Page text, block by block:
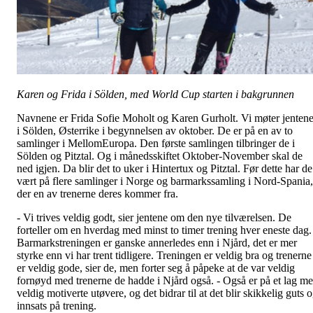
Karen og Frida i Sölden, med World Cup starten i bakgrunnen
Navnene er Frida Sofie Moholt og Karen Gurholt. Vi møter jentene
i Sölden, Østerrike i begynnelsen av oktober. De er på en av to
samlinger i MellomEuropa. Den første samlingen tilbringer de i
Sölden og Pitztal. Og i månedsskiftet Oktober-November skal de
ned igjen. Da blir det to uker i Hintertux og Pitztal. Før dette har de
vært på flere samlinger i Norge og barmarkssamling i Nord-Spania,
der en av trenerne deres kommer fra.
- Vi trives veldig godt, sier jentene om den nye tilværelsen. De
forteller om en hverdag med minst to timer trening hver eneste
Barmarkstreningen er ganske annerledes enn i Njård, det er mer
styrke enn vi har trent tidligere. Treningen er veldig bra og trenerne
er veldig gode, sier de, men forter seg å påpeke at de var veldig
fornøyd med trenerne de hadde i Njård også. - Også er på et lag
veldig motiverte utøvere, og det bidrar til at det blir skikkelig guts
innsats på trening.